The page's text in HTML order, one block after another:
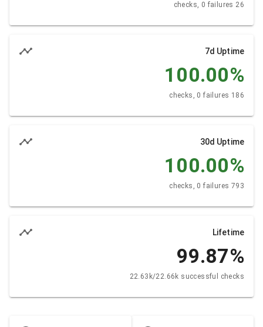
26 checks, 0 failures
7d Uptime
100.00%
186 checks, 0 failures
30d Uptime
100.00%
793 checks, 0 failures
Lifetime
99.87%
22.63k/22.66k successful checks